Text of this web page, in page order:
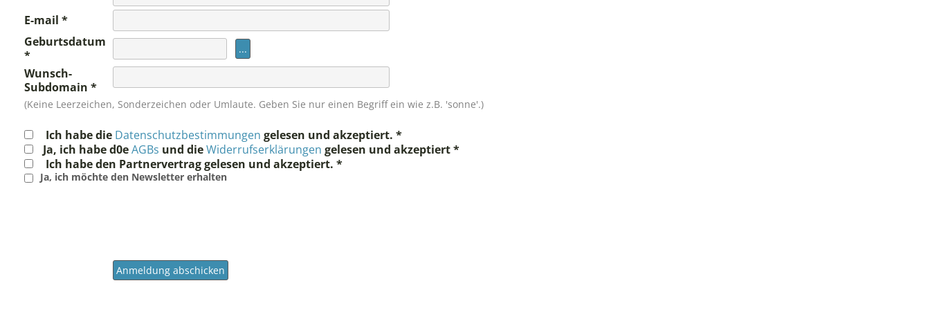
E-mail
Geburtsdatum
Wunsch-
Subdomain
(Keine Leerzeichen, Sonderzeichen oder Umlaute. Geben Sie nur einen Begriff ein wie z.B. 'sonne'.)
Ich habe die Datenschutzbestimmungen gelesen und akzeptiert.
Ja, ich habe d0eAGBs und dieWiderrufserklärungen gelesen und akzeptiert
Ich habe den Partnervertrag gelesen und akzeptiert.
Ja, ich möchte den Newsletter erhalten